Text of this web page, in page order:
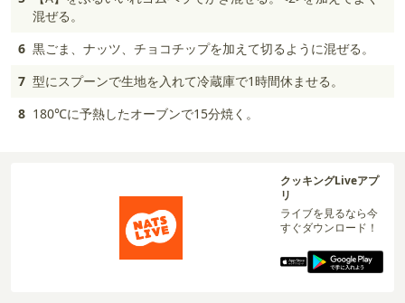
混ぜる。
6 黒ごま、ナッツ、チョコチップを加えて切るように混ぜる。
7 型にスプーンで生地を入れて冷蔵庫で1時間休ませる。
8 180℃に予熱したオーブンで15分焼く。
クッキングLiveアプ
リ
ライブを見るなら今
すぐダウンロード！